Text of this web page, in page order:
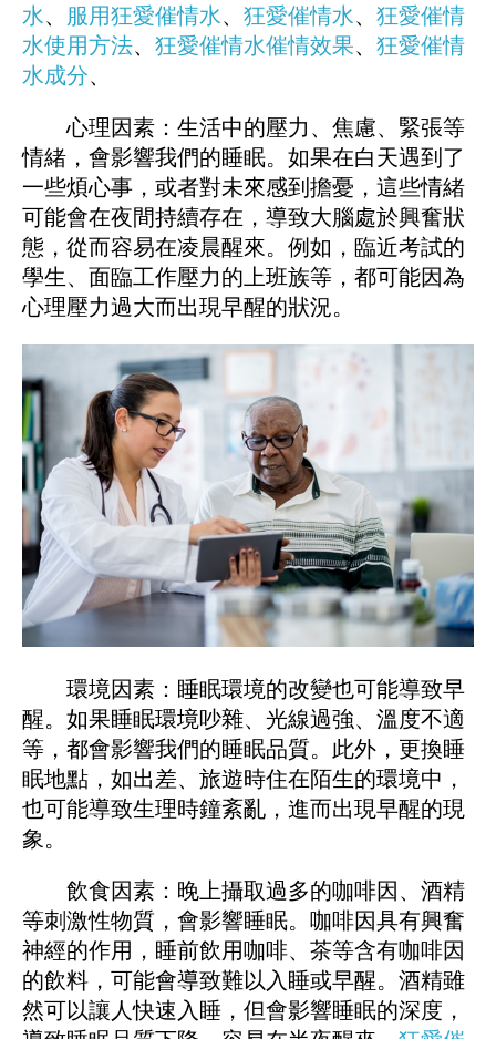
水、 服用狂愛催情水、 狂愛催情水、 狂愛催情
水使用方法、 狂愛催情水催情效果、 狂愛催情
水成分、
心理因素：生活中的壓力、焦慮、緊張等
情緒，會影響我們的睡眠。如果在白天遇到了
一些煩心事，或者對未來感到擔憂，這些情緒
可能會在夜間持續存在，導致大腦處於興奮狀
態，從而容易在凌晨醒來。例如，臨近考試的
學生、面臨工作壓力的上班族等，都可能因為
心理壓力過大而出現早醒的狀況。
環境因素：睡眠環境的改變也可能導致早
醒。如果睡眠環境吵雜、光線過強、溫度不適
等，都會影響我們的睡眠品質。此外，更換睡
眠地點，如出差、旅遊時住在陌生的環境中，
也可能導致生理時鐘紊亂，進而出現早醒的現
象。
飲食因素：晚上攝取過多的咖啡因、酒精
等刺激性物質，會影響睡眠。咖啡因具有興奮
神經的作用，睡前飲用咖啡、茶等含有咖啡因
的飲料，可能會導致難以入睡或早醒。酒精雖
然可以讓人快速入睡，但會影響睡眠的深度，